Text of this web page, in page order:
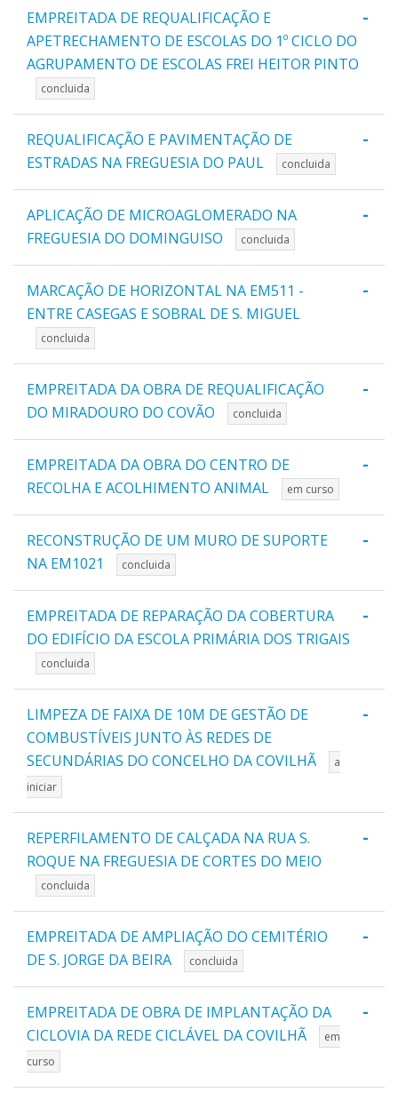
-
EMPREITADA DE REQUALIFICAÇÃO E
APETRECHAMENTO DE ESCOLAS DO 1º CICLO DO
AGRUPAMENTO DE ESCOLAS FREI HEITOR PINTO
concluida
-
REQUALIFICAÇÃO E PAVIMENTAÇÃO DE
ESTRADAS NA FREGUESIA DO PAUL
concluida
-
APLICAÇÃO DE MICROAGLOMERADO NA
FREGUESIA DO DOMINGUISO
concluida
-
MARCAÇÃO DE HORIZONTAL NA EM511 -
ENTRE CASEGAS E SOBRAL DE S. MIGUEL
concluida
-
EMPREITADA DA OBRA DE REQUALIFICAÇÃO
DO MIRADOURO DO COVÃO
concluida
-
EMPREITADA DA OBRA DO CENTRO DE
RECOLHA E ACOLHIMENTO ANIMAL
em curso
-
RECONSTRUÇÃO DE UM MURO DE SUPORTE
NA EM1021
concluida
-
EMPREITADA DE REPARAÇÃO DA COBERTURA
DO EDIFÍCIO DA ESCOLA PRIMÁRIA DOS TRIGAIS
concluida
-
LIMPEZA DE FAIXA DE 10M DE GESTÃO DE
COMBUSTÍVEIS JUNTO ÀS REDES DE
SECUNDÁRIAS DO CONCELHO DA COVILHÃ
a
iniciar
-
REPERFILAMENTO DE CALÇADA NA RUA S.
ROQUE NA FREGUESIA DE CORTES DO MEIO
concluida
-
EMPREITADA DE AMPLIAÇÃO DO CEMITÉRIO
DE S. JORGE DA BEIRA
concluida
-
EMPREITADA DE OBRA DE IMPLANTAÇÃO DA
CICLOVIA DA REDE CICLÁVEL DA COVILHÃ
em
curso